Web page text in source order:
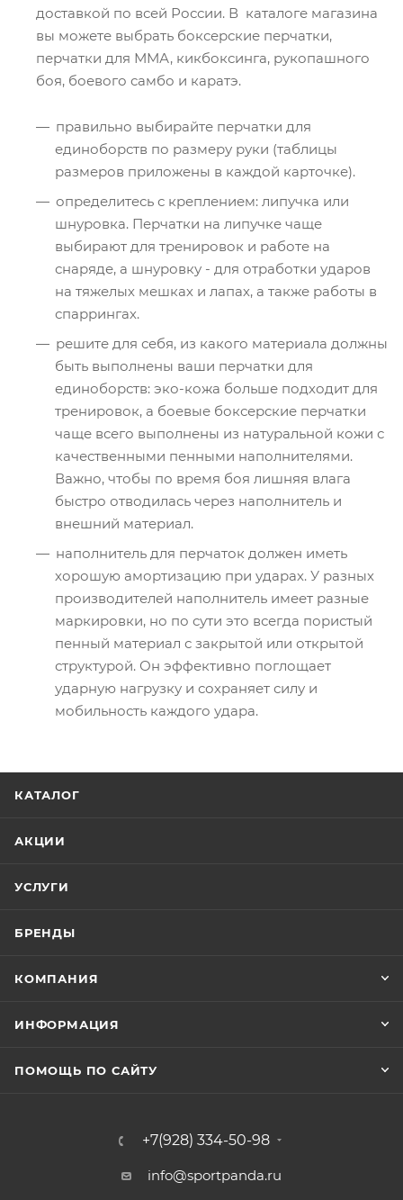
доставкой по всей России. В каталоге магазина
вы можете выбрать боксерские перчатки,
перчатки для ММА, кикбоксинга, рукопашного
боя, боевого самбо и каратэ.
правильно выбирайте перчатки для
единоборств по размеру руки (таблицы
размеров приложены в каждой карточке).
определитесь с креплением: липучка или
шнуровка. Перчатки на липучке чаще
выбирают для тренировок и работе на
снаряде, а шнуровку - для отработки ударов
на тяжелых мешках и лапах, а также работы в
спаррингах.
решите для себя, из какого материала должны
быть выполнены ваши перчатки для
единоборств: эко-кожа больше подходит для
тренировок, а боевые боксерские перчатки
чаще всего выполнены из натуральной кожи с
качественными пенными наполнителями.
Важно, чтобы по время боя лишняя влага
быстро отводилась через наполнитель и
внешний материал.
наполнитель для перчаток должен иметь
хорошую амортизацию при ударах. У разных
производителей наполнитель имеет разные
маркировки, но по сути это всегда пористый
пенный материал с закрытой или открытой
структурой. Он эффективно поглощает
ударную нагрузку и сохраняет силу и
мобильность каждого удара.
КАТАЛОГ
АКЦИИ
УСЛУГИ
БРЕНДЫ
КОМПАНИЯ
ИНФОРМАЦИЯ
ПОМОЩЬ ПО САЙТУ
+7(928) 334-50-98
info@sportpanda.ru